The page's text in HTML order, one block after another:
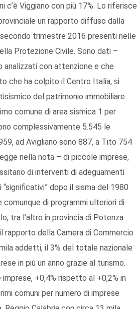
c’è Viggiano con più 17%. Lo riferisce
un rapporto diffuso dalla
trimestre 2016 presenti nelle
Protezione Civile. Sono dati –
analizzati con attenzione e che
che ha colpito il Centro Italia, si
del patrimonio immobiliare
comune di area sismica 1 per
complessivamente 5.545 le
ad Avigliano sono 887, a Tito 754
nella nota – di piccole imprese,
di interventi di adeguamenti
dopo il sisma del 1980
comunque di programmi ulteriori di
tra l’altro in provincia di Potenza
della Camera di Commercio
addetti, il 3% del totale nazionale
in più un anno grazie al turismo.
+0,4% rispetto al +0,2% in
comuni per numero di imprese